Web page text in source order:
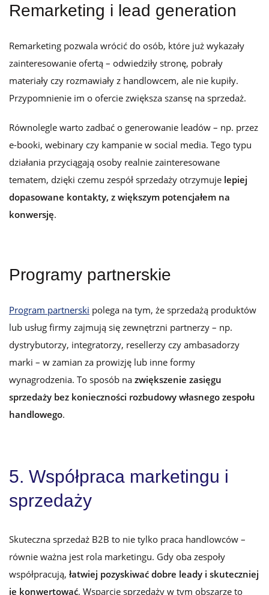
Remarketing i lead generation
Remarketing pozwala wrócić do osób, które już wykazały
zainteresowanie ofertą – odwiedziły stronę, pobrały
materiały czy rozmawiały z handlowcem, ale nie kupiły.
Przypomnienie im o ofercie zwiększa szansę na sprzedaż.
Równolegle warto zadbać o generowanie leadów – np. przez
e-booki, webinary czy kampanie w social media. Tego typu
działania przyciągają osoby realnie zainteresowane
tematem, dzięki czemu zespół sprzedaży otrzymuje lepiej
dopasowane kontakty, z większym potencjałem na
konwersję.
Programy partnerskie
Program partnerski polega na tym, że sprzedażą produktów
lub usług firmy zajmują się zewnętrzni partnerzy – np.
dystrybutorzy, integratorzy, resellerzy czy ambasadorzy
marki – w zamian za prowizję lub inne formy
wynagrodzenia. To sposób na zwiększenie zasięgu
sprzedaży bez konieczności rozbudowy własnego zespołu
handlowego.
5. Współpraca marketingu i
sprzedaży
Skuteczna sprzedaż B2B to nie tylko praca handlowców –
równie ważna jest rola marketingu. Gdy oba zespoły
współpracują, łatwiej pozyskiwać dobre leady i skuteczniej
je konwertować. Wsparcie sprzedaży w tym obszarze to